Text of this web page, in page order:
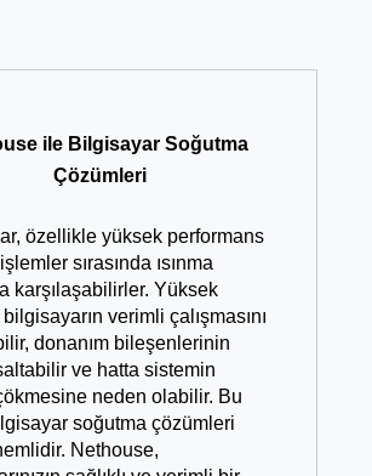
ile Bilgisayar Soğutma
Çözümleri
özellikle yüksek performans
sırasında ısınma
karşılaşabilirler. Yüksek
bilgisayarın verimli çalışmasını
donanım bileşenlerinin
ve hatta sistemin
neden olabilir. Bu
soğutma çözümleri
Nethouse,